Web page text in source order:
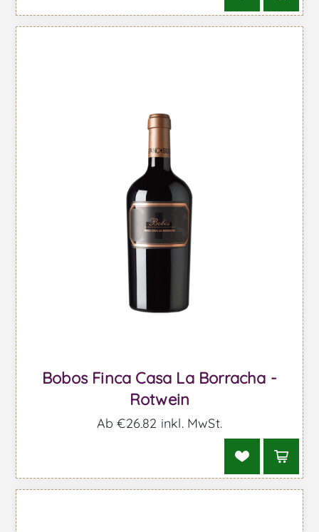
Bobos Finca Casa La Borracha -
Rotwein
Ab €26,82 inkl. MwSt.